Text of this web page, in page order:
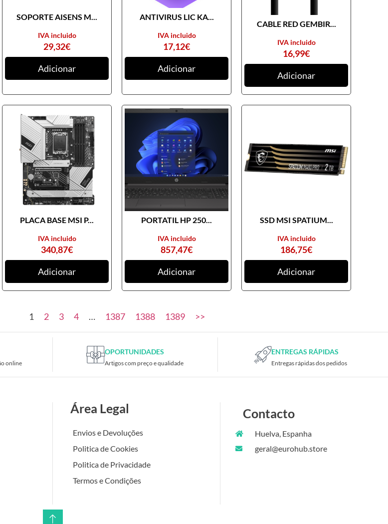
SOPORTE AISENS M...
29,32€
IVA incluido
Adicionar
ANTIVIRUS LIC KA...
17,12€
IVA incluido
Adicionar
CABLE RED GEMBIR...
16,99€
IVA incluido
Adicionar
PLACA BASE MSI P...
340,87€
IVA incluido
Adicionar
PORTATIL HP 250...
857,47€
IVA incluido
Adicionar
SSD MSI SPATIUM...
186,75€
IVA incluido
Adicionar
1 2 3 4 … 1387 1388 1389 >>
online
OPORTUNIDADES
Artigos com preço e qualidade
ENTREGAS RÁPIDAS
Entregas rápidas dos pedidos
Área Legal
Envios e Devoluções
Politica de Cookies
Politica de Privacidade
Termos e Condições
Contacto
Huelva, Espanha
geral@eurohub.store